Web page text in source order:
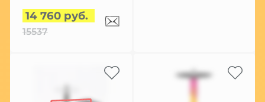
14 760 руб.
15537